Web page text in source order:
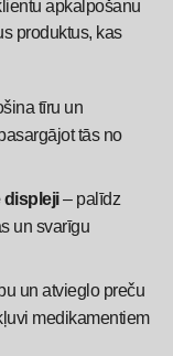
apkalpošanu
produktus, kas
tīru un
tās no
displeji– palīdz
un svarīgu
un atvieglo preču
medikamentiem